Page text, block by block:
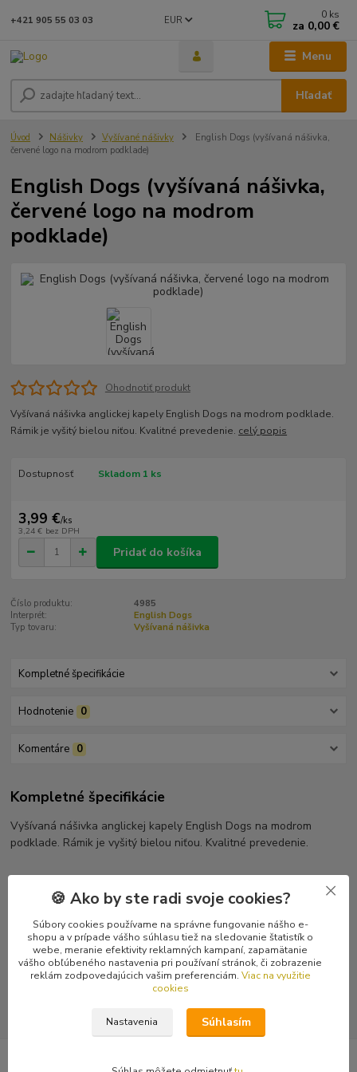
Menu
EUR
Hľadať
+421 905 55 03 03 0 ks
za 0,00 €
Úvod Nášivky Vyšívané nášivky
English Dogs (vyšívaná nášivka,
červené logo na modrom podklade)
English Dogs (vyšívaná nášivka,
červené logo na modrom
podklade)
Ohodnotiť produkt
Vyšívaná nášivka anglickej kapely English Dogs na modrom podklade.
Rámik je vyšitý bielou niťou. Kvalitné prevedenie. celý popis
Dostupnosť Skladom 1 ks
3,99 €/ks
3,24 € bez DPH
Pridať do košíka
Číslo produktu:
4985
Interprét:
English Dogs
Typ tovaru:
Vyšívaná nášivka
Kompletné špecifikácie
Hodnotenie 0
Komentáre 0
Kompletné špecifikácie
Vyšívaná nášivka anglickej kapely English Dogs na modrom
podklade. Rámik je vyšitý bielou niťou. Kvalitné prevedenie.
Tovar zaradený v kategóriách
Nášivky
Vyšívané nášivky
🍪 Ako by ste radi svoje cookies?
Súbory cookies používame na správne fungovanie nášho e-
shopu a v prípade vášho súhlasu tiež na sledovanie štatistík o
webe, meranie efektivity reklamných kampaní, zapamätanie
vášho obľúbeného nastavenia pri používaní stránok, či zobrazenie
reklám zodpovedajúcich vašim preferenciám. Viac na využitie
cookies
Nastavenia Súhlasím